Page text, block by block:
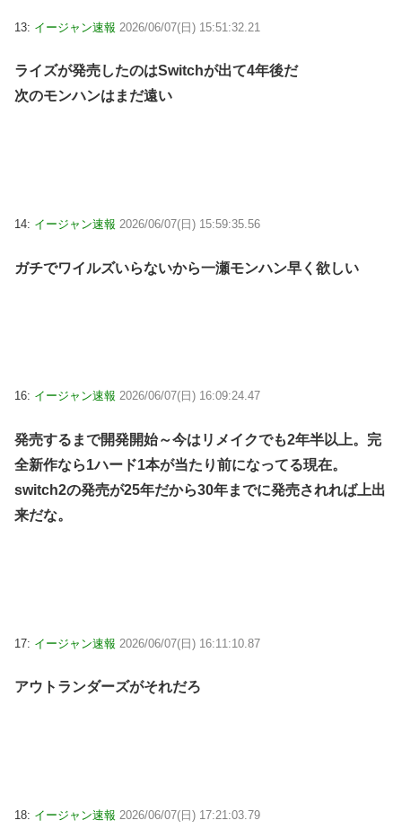
13: イージャン速報 2026/06/07(日) 15:51:32.21
ライズが発売したのはSwitchが出て4年後だ
次のモンハンはまだ遠い
14: イージャン速報 2026/06/07(日) 15:59:35.56
ガチでワイルズいらないから一瀬モンハン早く欲しい
16: イージャン速報 2026/06/07(日) 16:09:24.47
発売するまで開発開始～今はリメイクでも2年半以上。完
全新作なら1ハード1本が当たり前になってる現在。
switch2の発売が25年だから30年までに発売されれば上出
来だな。
17: イージャン速報 2026/06/07(日) 16:11:10.87
アウトランダーズがそれだろ
18: イージャン速報 2026/06/07(日) 17:21:03.79